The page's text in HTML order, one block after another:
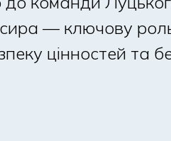
— ключову роль
цінностей та